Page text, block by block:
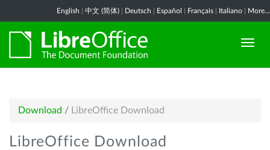
English 中文 (简体) Deutsch Español Français Italiano More...
Download / LibreOffice Download
LibreOffice Download